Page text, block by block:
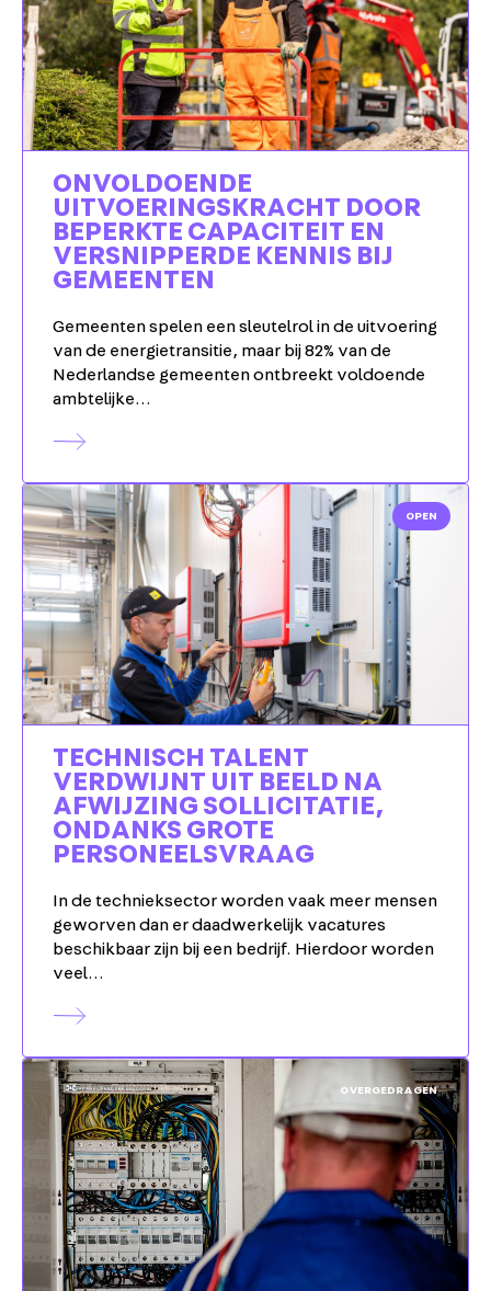
ONVOLDOENDE
UITVOERINGSKRACHT DOOR
BEPERKTE CAPACITEIT EN
VERSNIPPERDE KENNIS BIJ
GEMEENTEN
Gemeenten spelen een sleutelrol in de uitvoering
van de energietransitie, maar bij 82% van de
Nederlandse gemeenten ontbreekt voldoende
ambtelijke…
OPEN
TECHNISCH TALENT
VERDWIJNT UIT BEELD NA
AFWIJZING SOLLICITATIE,
ONDANKS GROTE
PERSONEELSVRAAG
In de technieksector worden vaak meer mensen
geworven dan er daadwerkelijk vacatures
beschikbaar zijn bij een bedrijf. Hierdoor worden
veel…
OVERGEDRAGEN